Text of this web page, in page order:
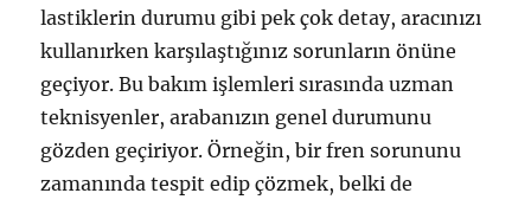
lastiklerin durumu gibi pek çok detay, aracınızı
kullanırken karşılaştığınız sorunların önüne
geçiyor. Bu bakım işlemleri sırasında uzman
teknisyenler, arabanızın genel durumunu
gözden geçiriyor. Örneğin, bir fren sorununu
zamanında tespit edip çözmek, belki de